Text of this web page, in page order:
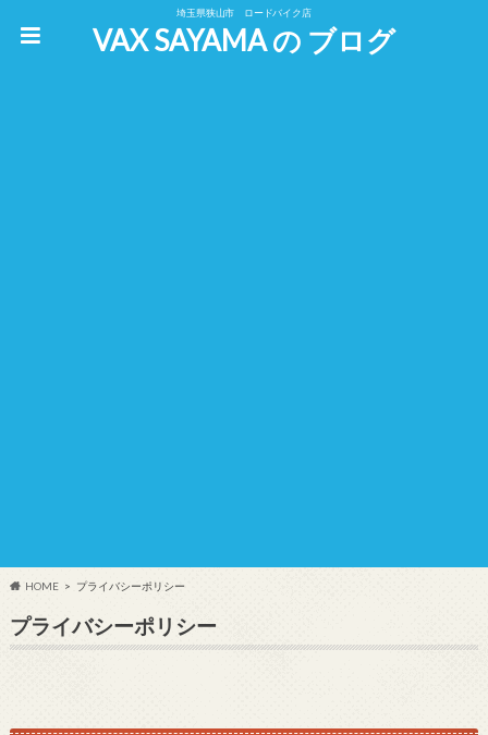
埼玉県狭山市 ロードバイク店
VAX SAYAMA の ブログ
HOME プライバシーポリシー
プライバシーポリシー